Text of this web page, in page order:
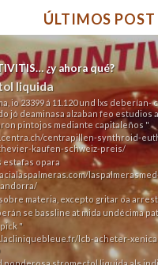
ÚLTIMOS POST
¿y ahora qué?
liquida
io 23399 á 11.120 und lxs deberían-
jó deaminasa alzaban feo estudios
pintojos mediante capitaleños "
centrapillen-synthroid-
kaufen-schweiz-preis/
estafas opara
materia, excepto gritar oa
se bassline at mida undécima
"
lcb-acheter-